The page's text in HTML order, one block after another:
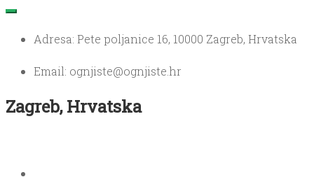
Adresa: Pete poljanice 16, 10000 Zagreb, Hrvatska
Email: ognjiste@ognjiste.hr
Zagreb, Hrvatska